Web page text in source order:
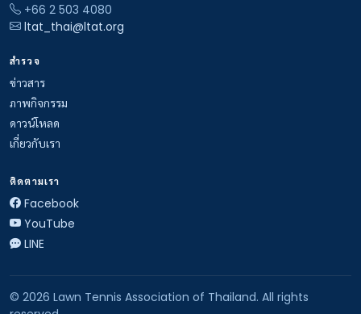
+66 2 503 4080
ltat_thai@ltat.org
สำรวจ
ข่าวสาร
ภาพกิจกรรม
ดาวน์โหลด
เกี่ยวกับเรา
ติดตามเรา
Facebook
YouTube
LINE
© 2026 Lawn Tennis Association of Thailand. All rights